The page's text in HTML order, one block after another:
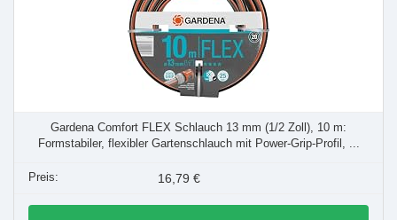
Gardena Comfort FLEX Schlauch 13 mm (1/2 Zoll), 10 m:
Formstabiler, flexibler Gartenschlauch mit Power-Grip-Profil, ...
16,79 €